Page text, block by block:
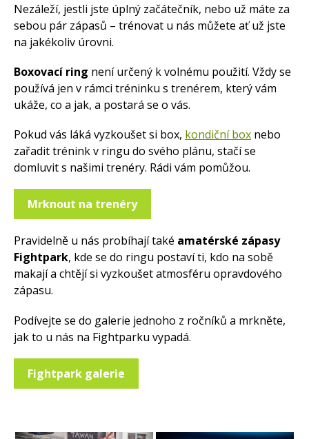
Nezáleží, jestli jste úplný začátečník, nebo už máte za
sebou pár zápasů – trénovat u nás můžete ať už jste
na jakékoliv úrovni.
Boxovací ring není určený k volnému použití. Vždy se
používá jen v rámci tréninku s trenérem, který vám
ukáže, co a jak, a postará se o vás.
Pokud vás láká vyzkoušet si box, kondiční box nebo
zařadit trénink v ringu do svého plánu, stačí se
domluvit s našimi trenéry. Rádi vám pomůžou.
Mrknout na trenéry
Pravidelně u nás probíhají také amatérské zápasy
Fightpark, kde se do ringu postaví ti, kdo na sobě
makají a chtějí si vyzkoušet atmosféru opravdového
zápasu.
Podívejte se do galerie jednoho z ročníků a mrkněte,
jak to u nás na Fightparku vypadá.
Fightpark galerie